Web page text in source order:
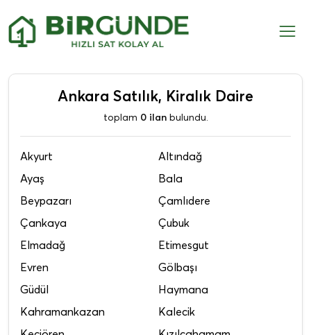
Ankara Satılık, Kiralık Daire
toplam 0 ilanbulundu.
Akyurt
Altındağ
Ayaş
Bala
Beypazarı
Çamlıdere
Çankaya
Çubuk
Elmadağ
Etimesgut
Evren
Gölbaşı
Güdül
Haymana
Kahramankazan
Kalecik